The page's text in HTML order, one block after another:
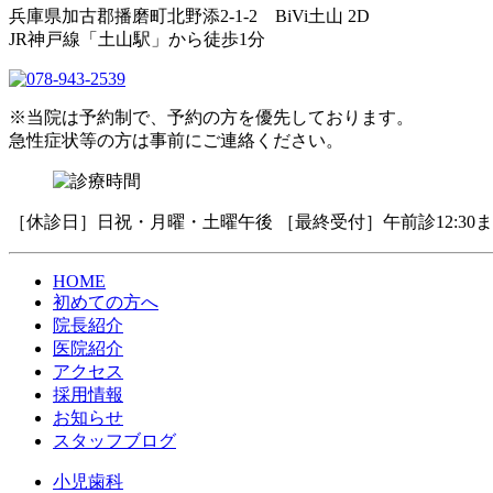
兵庫県加古郡播磨町北野添2-1-2 BiVi土山 2D
JR神戸線「土山駅」から徒歩1分
※当院は予約制で、予約の方を優先しております。
急性症状等の方は事前にご連絡ください。
［休診日］日祝・月曜・土曜午後 ［最終受付］午前診12:30
HOME
初めての方へ
院長紹介
医院紹介
アクセス
採用情報
お知らせ
スタッフブログ
小児歯科